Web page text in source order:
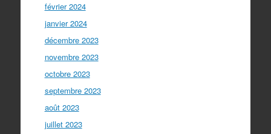
février 2024
janvier 2024
décembre 2023
novembre 2023
octobre 2023
septembre 2023
août 2023
juillet 2023